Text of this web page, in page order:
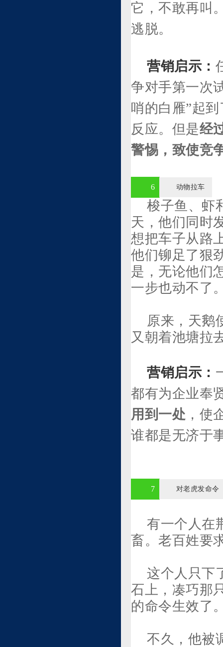
它，不敢再叫
逃脱。
营销启示：
争对手第一次
哨的白雁”起
反应。但是经
警惕，致使竞
6 动物拉车
梭子鱼、虾
天，他们同时
想把车子从路
他们铆足了狠
是，无论他们
一步也动不了
原来，天鹅
又朝着池塘拉
营销启示：
都有为企业奉
用到一处 ，使
谁都是无济于
7 对老虎发命令
有一个人在
畜。老百姓要
这个人只下
石上，凑巧那
的命令生效了
不久，他被